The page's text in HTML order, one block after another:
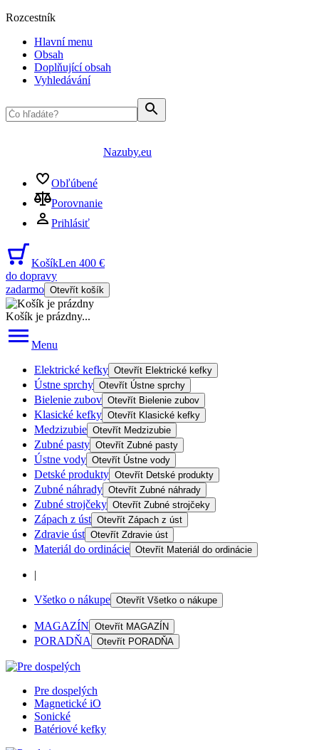
Rozcestník
Hlavní menu
Obsah
Doplňující obsah
Vyhledávání
Nazuby.eu
Obľúbené
Porovnanie
Prihlásiť
KošíkLen 400 €
do dopravy
zadarmo Otevřít košík
Košík je prázdny...
Menu
Elektrické kefky Otevřít Elektrické kefky
Ústne sprchy Otevřít Ústne sprchy
Bielenie zubov Otevřít Bielenie zubov
Klasické kefky Otevřít Klasické kefky
Medzizubie Otevřít Medzizubie
Zubné pasty Otevřít Zubné pasty
Ústne vody Otevřít Ústne vody
Detské produkty Otevřít Detské produkty
Zubné náhrady Otevřít Zubné náhrady
Zubné strojčeky Otevřít Zubné strojčeky
Zápach z úst Otevřít Zápach z úst
Zdravie úst Otevřít Zdravie úst
Materiál do ordinácie Otevřít Materiál do ordinácie
|
Všetko o nákupe Otevřít Všetko o nákupe
MAGAZÍN Otevřít MAGAZÍN
PORADŇA Otevřít PORADŇA
Pre dospelých
Magnetické iO
Sonické
Batériové kefky